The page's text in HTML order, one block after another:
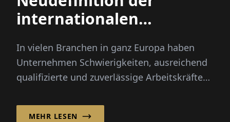
internationalen
In vielen Branchen in ganz Europa haben
Unternehmen Schwierigkeiten, ausreichend
qualifizierte und zuverlässige Arbeitskräfte
Wandel und...
MEHR LESEN